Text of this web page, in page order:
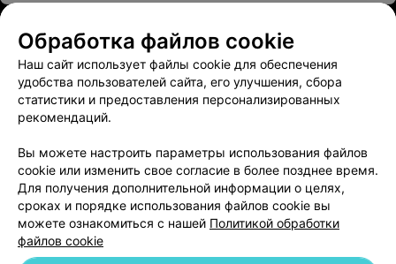
СТОМАТОЛОГИЯ
Новодент
Гомель, ул. П.Бровки, 15 с 09:00
Добавить компанию
Обработка файлов cookie
Наш сайт использует файлы cookie для обеспечения
удобства пользователей сайта, его улучшения, сбора
статистики и предоставления персонализированных
рекомендаций.
Вы можете настроить параметры использования файлов
cookie или изменить свое согласие в более позднее время.
Для получения дополнительной информации о целях,
сроках и порядке использования файлов cookie вы
можете ознакомиться с нашей Политикой обработки
файлов cookie